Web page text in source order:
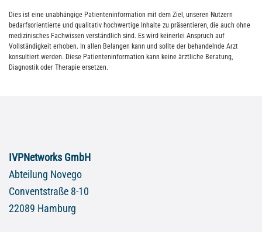
Dies ist eine unabhängige Patienteninformation mit dem Ziel, unseren Nutzern
bedarfsorientierte und qualitativ hochwertige Inhalte zu präsentieren, die auch ohne
medizinisches Fachwissen verständlich sind. Es wird keinerlei Anspruch auf
Vollständigkeit erhoben. In allen Belangen kann und sollte der behandelnde Arzt
konsultiert werden. Diese Patienteninformation kann keine ärztliche Beratung,
Diagnostik oder Therapie ersetzen.
IVPNetworks GmbH
Abteilung Novego
Conventstraße 8-10
22089 Hamburg